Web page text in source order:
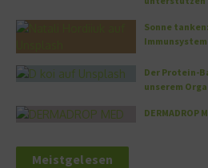
Sonne
Der Protein-
unserem
Meistgelesen